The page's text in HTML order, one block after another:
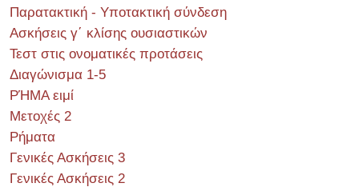
Παρατακτική - Υποτακτική σύνδεση
Ασκήσεις γ΄ κλίσης ουσιαστικών
Τεστ στις ονοματικές προτάσεις
Διαγώνισμα 1-5
ΡΉΜΑ ειμί
Μετοχές 2
Ρήματα
Γενικές Ασκήσεις 3
Γενικές Ασκήσεις 2